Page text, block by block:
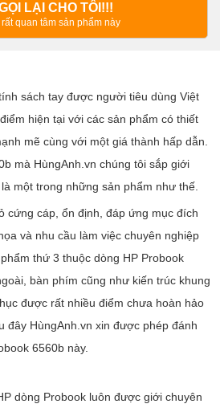
LẠI CHO TÔI!!!
quan tâm sản phẩm này
sách tay được người tiêu dùng Việt
hiện tại với các sản phẩm có thiết
mẽ cùng với một giá thành hấp dẫn.
mà HùngAnh.vn chúng tôi sắp giới
một trong những sản phẩm như thế.
cứng cáp, ổn định, đáp ứng mục đích
và nhu cầu làm việc chuyên nghiệp
thứ 3 thuộc dòng HP Probook
bàn phím cũng như kiến trúc khung
được rất nhiều điểm chưa hoàn hảo
đây HùngAnh.vn xin được phép đánh
6560b này.
dòng Probook luôn được giới chuyên